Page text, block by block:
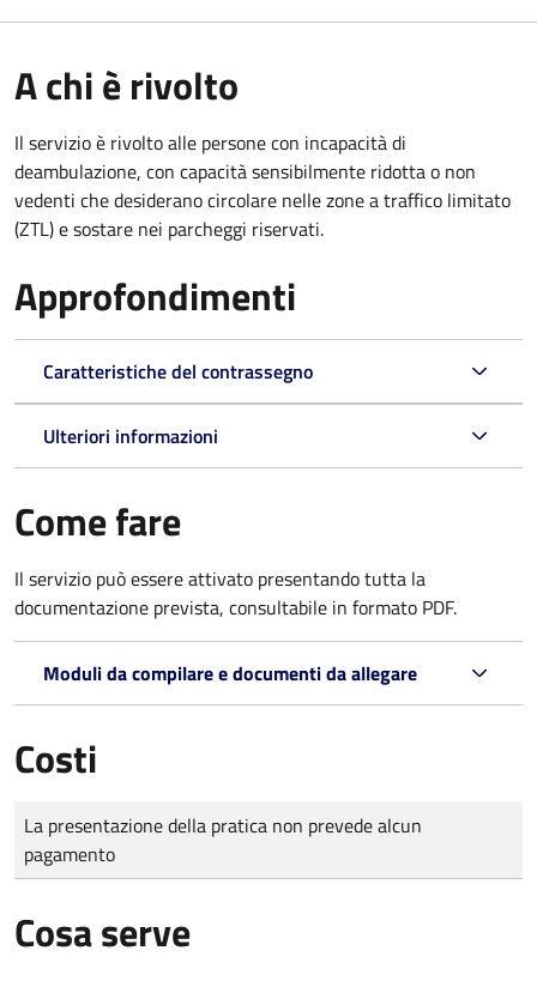
A chi è rivolto
Il servizio è rivolto alle persone con incapacità di
deambulazione, con capacità sensibilmente ridotta o non
vedenti che desiderano circolare nelle zone a traffico limitato
(ZTL) e sostare nei parcheggi riservati.
Approfondimenti
Caratteristiche del contrassegno
Ulteriori informazioni
Come fare
Il servizio può essere attivato presentando tutta la
documentazione prevista, consultabile in formato PDF.
Moduli da compilare e documenti da allegare
Costi
Tipo di pagamento
Importo
La presentazione della pratica non prevede alcun
pagamento
Cosa serve